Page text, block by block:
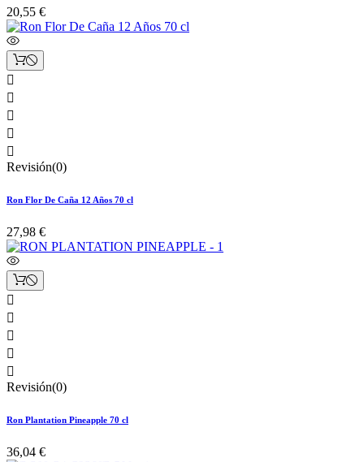
20,55 €





Revisión(0)
Ron Flor De Caña 12 Años 70 cl
27,98 €





Revisión(0)
Ron Plantation Pineapple 70 cl
36,04 €